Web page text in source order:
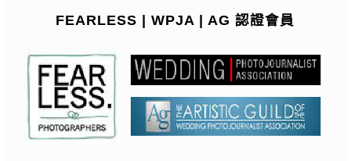
FEARLESS | WPJA | AG 認證會員